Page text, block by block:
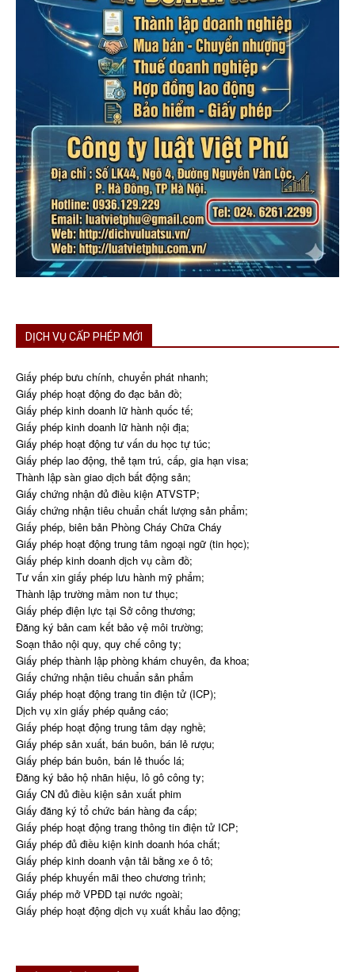
DỊCH VỤ CẤP PHÉP MỚI
Giấy phép bưu chính, chuyển phát nhanh;
Giấy phép hoạt động đo đạc bản đồ;
Giấy phép kinh doanh lữ hành quốc tế;
Giấy phép kinh doanh lữ hành nội địa;
Giấy phép hoạt động tư vấn du học tự túc;
Giấy phép lao động, thẻ tạm trú, cấp, gia hạn visa;
Thành lập sàn giao dịch bất động sản;
Giấy chứng nhận đủ điều kiện ATVSTP;
Giấy chứng nhận tiêu chuẩn chất lượng sản phẩm;
Giấy phép, biên bản Phòng Cháy Chữa Cháy
Giấy phép hoạt động trung tâm ngoại ngữ (tin học);
Giấy phép kinh doanh dịch vụ cầm đồ;
Tư vấn xin giấy phép lưu hành mỹ phẩm;
Thành lập trường mầm non tư thục;
Giấy phép điện lực tại Sở công thương;
Đăng ký bản cam kết bảo vệ môi trường;
Soạn thảo nội quy, quy chế công ty;
Giấy phép thành lập phòng khám chuyên, đa khoa;
Giấy chứng nhận tiêu chuẩn sản phẩm
Giấy phép hoạt động trang tin điện tử (ICP);
Dịch vụ xin giấy phép quảng cáo;
Giấy phép hoạt động trung tâm dạy nghề;
Giấy phép sản xuất, bán buôn, bán lẻ rượu;
Giấy phép bán buôn, bán lẻ thuốc lá;
Đăng ký bảo hộ nhãn hiệu, lô gô công ty;
Giấy CN đủ điều kiện sản xuất phim
Giấy đăng ký tổ chức bán hàng đa cấp;
Giấy phép hoạt động trang thông tin điện tử ICP;
Giấy phép đủ điều kiện kinh doanh hóa chất;
Giấy phép kinh doanh vận tải bằng xe ô tô;
Giấy phép khuyến mãi theo chương trình;
Giấy phép mở VPĐD tại nước ngoài;
Giấy phép hoạt động dịch vụ xuất khẩu lao động;